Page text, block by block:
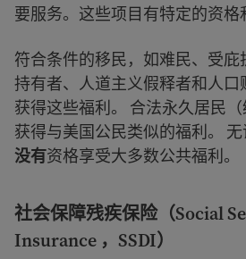
要服务。这些项目有特定的资格
符合条件的移民，如难民、受
持有者、人道主义假释者和人口
获得这些福利。 合法永久居民
获得与美国公民类似的福利。
没有资格享受大多数公共福利。
社会保障残疾保险（Social
Insurance ，SSDI）